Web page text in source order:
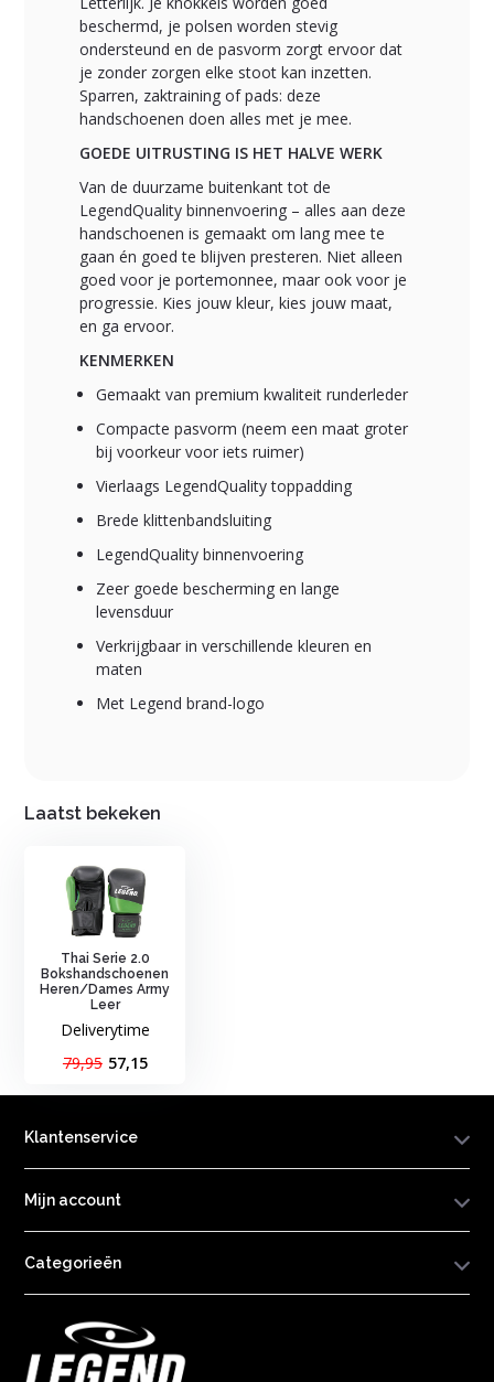
beschermd, je polsen worden stevig
ondersteund en de pasvorm zorgt ervoor dat
je zonder zorgen elke stoot kan inzetten.
Sparren, zaktraining of pads: deze
handschoenen doen alles met je mee.
GOEDE UITRUSTING IS HET HALVE WERK
Van de duurzame buitenkant tot de
LegendQuality binnenvoering – alles aan deze
handschoenen is gemaakt om lang mee te
gaan én goed te blijven presteren. Niet alleen
goed voor je portemonnee, maar ook voor je
progressie. Kies jouw kleur, kies jouw maat,
en ga ervoor.
KENMERKEN
Gemaakt van premium kwaliteit runderleder
Compacte pasvorm (neem een maat groter
bij voorkeur voor iets ruimer)
Vierlaags LegendQuality toppadding
Brede klittenbandsluiting
LegendQuality binnenvoering
Zeer goede bescherming en lange
levensduur
Verkrijgbaar in verschillende kleuren en
maten
Met Legend brand-logo
Laatst bekeken
Thai Serie 2.0
Bokshandschoenen
Heren/Dames Army
Leer
Deliverytime
79,95 57,15
Klantenservice
Mijn account
Categorieën